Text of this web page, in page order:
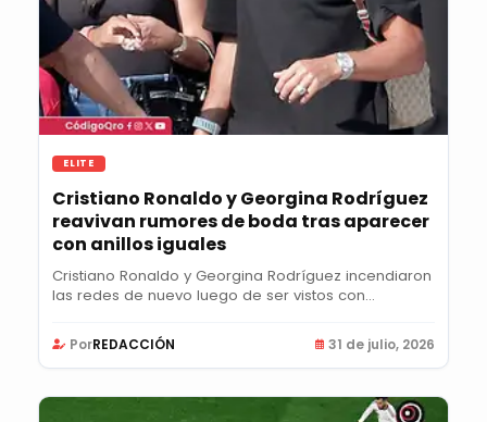
ELITE
Cristiano Ronaldo y Georgina Rodríguez
reavivan rumores de boda tras aparecer
con anillos iguales
Cristiano Ronaldo y Georgina Rodríguez incendiaron
las redes de nuevo luego de ser vistos con...
PorREDACCIÓN 31 de julio, 2026